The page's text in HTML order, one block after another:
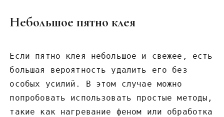
Небольшое пятно клея
Если пятно клея небольшое и свежее, есть
большая вероятность удалить его без
особых усилий. В этом случае можно
попробовать использовать простые методы,
такие как нагревание феном или обработка